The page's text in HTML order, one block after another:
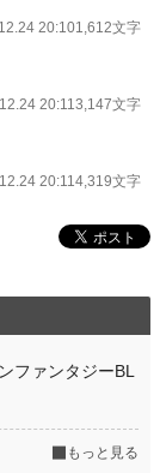
20:101,612文字
20:113,147文字
20:114,319文字
ファンタジーBL
もっと見る